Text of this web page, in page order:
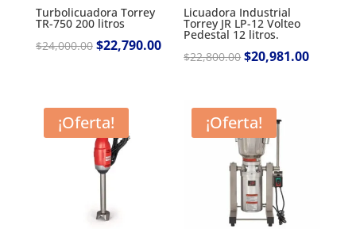
Turbolicuadora Torrey
TR-750 200 litros
$24,000.00 Original
$24,000.00.
$22,790.00Current
price
$22,790.00.
Licuadora Industrial
Torrey JR LP-12 Volteo
Pedestal 12 litros.
$22,800.00 Original
$22,800.00.
$20,981.00Current
¡Oferta! ¡Oferta!